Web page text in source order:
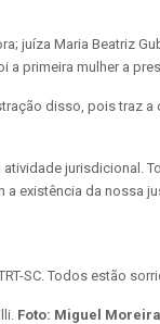
juíza Maria Beatriz
primeira mulher a
disso, pois traz
jurisdicional.
existência da nossa
Foto: Miguel Moreira